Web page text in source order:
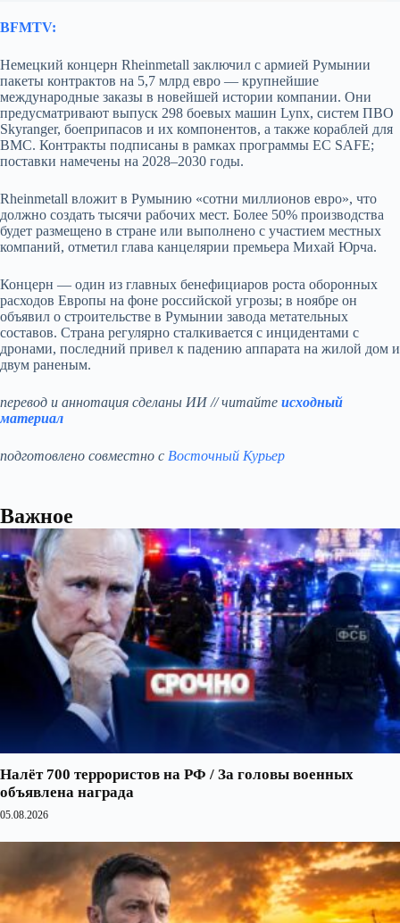
BFMTV:
Немецкий концерн Rheinmetall заключил с армией Румынии
пакеты контрактов на 5,7 млрд евро — крупнейшие
международные заказы в новейшей истории компании. Они
предусматривают выпуск 298 боевых машин Lynx, систем ПВО
Skyranger, боеприпасов и их компонентов, а также кораблей для
ВМС. Контракты подписаны в рамках программы ЕС SAFE;
поставки намечены на 2028–2030 годы.
Rheinmetall вложит в Румынию «сотни миллионов евро», что
должно создать тысячи рабочих мест. Более 50% производства
будет размещено в стране или выполнено с участием местных
компаний, отметил глава канцелярии премьера Михай Юрча.
Концерн — один из главных бенефициаров роста оборонных
расходов Европы на фоне российской угрозы; в ноябре он
объявил о строительстве в Румынии завода метательных
составов. Страна регулярно сталкивается с инцидентами с
дронами, последний привел к падению аппарата на жилой дом и
двум раненым.
перевод и аннотация сделаны ИИ // читайте исходный
материал
подготовлено совместно с Восточный Курьер
Важное
Налёт 700 террористов на РФ / За головы военных
объявлена награда
05.08.2026